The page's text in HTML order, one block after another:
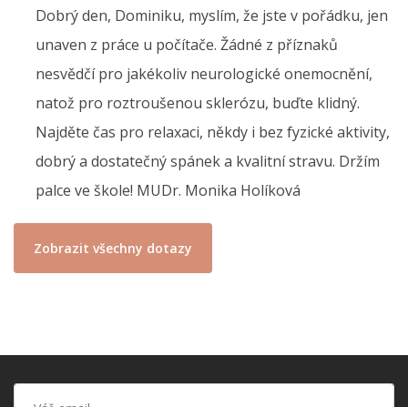
Dobrý den, Dominiku, myslím, že jste v pořádku, jen
unaven z práce u počítače. Žádné z příznaků
nesvědčí pro jakékoliv neurologické onemocnění,
natož pro roztroušenou sklerózu, buďte klidný.
Najděte čas pro relaxaci, někdy i bez fyzické aktivity,
dobrý a dostatečný spánek a kvalitní stravu. Držím
palce ve škole! MUDr. Monika Holíková
Zobrazit všechny dotazy